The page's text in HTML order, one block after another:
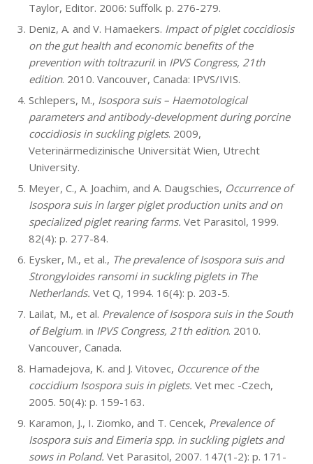
Taylor, Editor. 2006: Suffolk. p. 276-279.
Deniz, A. and V. Hamaekers. Impact of piglet coccidiosis
on the gut health and economic benefits of the
prevention with toltrazuril. in IPVS Congress, 21th
edition. 2010. Vancouver, Canada: IPVS/IVIS.
Schlepers, M., Isospora suis – Haemotological
parameters and antibody-development during porcine
coccidiosis in suckling piglets. 2009,
Veterinärmedizinische Universität Wien, Utrecht
University.
Meyer, C., A. Joachim, and A. Daugschies, Occurrence of
Isospora suis in larger piglet production units and on
specialized piglet rearing farms. Vet Parasitol, 1999.
82(4): p. 277-84.
Eysker, M., et al., The prevalence of Isospora suis and
Strongyloides ransomi in suckling piglets in The
Netherlands. Vet Q, 1994. 16(4): p. 203-5.
Lailat, M., et al. Prevalence of Isospora suis in the South
of Belgium. in IPVS Congress, 21th edition. 2010.
Vancouver, Canada.
Hamadejova, K. and J. Vitovec, Occurence of the
coccidium Isospora suis in piglets. Vet mec -Czech,
2005. 50(4): p. 159-163.
Karamon, J., I. Ziomko, and T. Cencek, Prevalence of
Isospora suis and Eimeria spp. in suckling piglets and
sows in Poland. Vet Parasitol, 2007. 147(1-2): p. 171-